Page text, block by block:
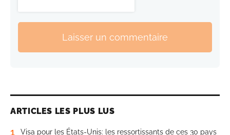
Laisser un commentaire
ARTICLES LES PLUS LUS
1
Visa pour les États-Unis: les ressortissants de ces 30 pays